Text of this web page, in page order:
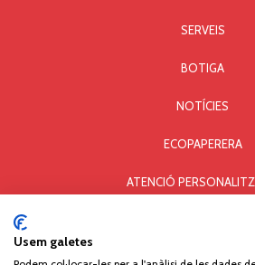
SERVEIS
BOTIGA
NOTÍCIES
ECOPAPERERA
ATENCIÓ
POLÍTICA DE
Usem galetes